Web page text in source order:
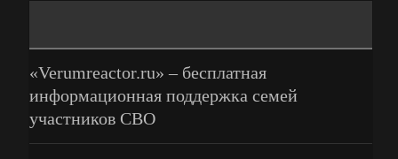
«Verumreactor.ru» – бесплатная
информационная поддержка семей
участников СВО